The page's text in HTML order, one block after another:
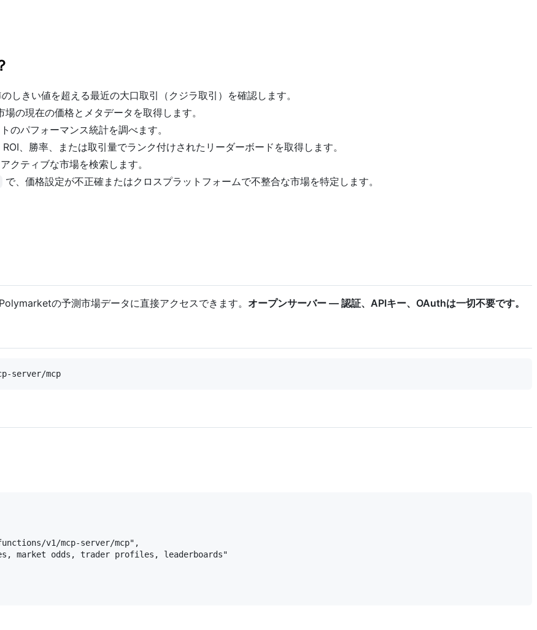
しきい値を超える最近の大口取引（クジラ取引）を確認します。
場の現在の価格とメタデータを取得します。
のパフォーマンス統計を調べます。
、勝率、または取引量でランク付けされたリーダーボードを取得します。
クティブな市場を検索します。
で、価格設定が不正確またはクロスプラットフォームで不整合な市場を特定します。
の予測市場データに直接アクセスできます。 オープンサーバー — 認証、APIキー、OAuthは一切不要です。
v1/mcp-server/mcp",
market odds, trader profiles, leaderboards"